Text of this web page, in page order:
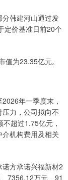
韩建河山通过发
定价基准日前20个
为23.35亿元。
年一季度末，
力，公司拟向不
超过1.75亿元，
机构费用及相关
方承诺兴福新材2
7356.12万元、91